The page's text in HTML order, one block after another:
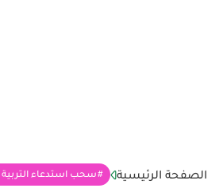
الصفحة الرئيسية سحب استدعاء التربية